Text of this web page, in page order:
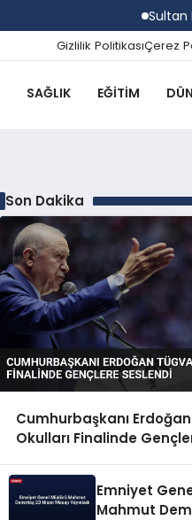
Sultan
Gizlilik PolitikasıÇerez
SAĞLIK EĞITIM
Son Dakika
Cumhurbaşkanı Erdoğan
Okulları Finalinde
Emniyet
Mahmut